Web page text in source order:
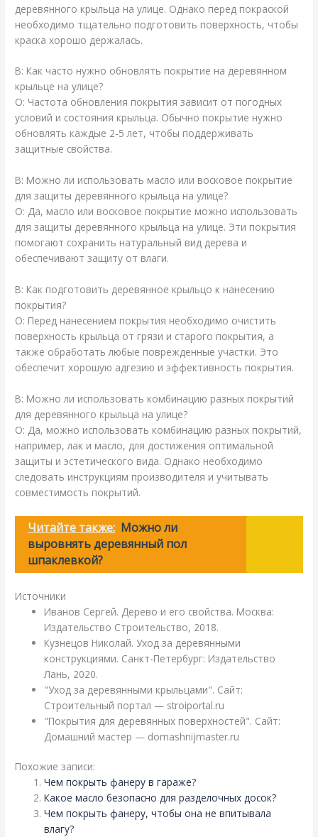
деревянного крыльца на улице. Однако перед покраской
необходимо тщательно подготовить поверхность, чтобы
краска хорошо держалась.
В: Как часто нужно обновлять покрытие на деревянном
крыльце на улице?
О: Частота обновления покрытия зависит от погодных
условий и состояния крыльца. Обычно покрытие нужно
обновлять каждые 2-5 лет, чтобы поддерживать
защитные свойства.
В: Можно ли использовать масло или восковое покрытие
для защиты деревянного крыльца на улице?
О: Да, масло или восковое покрытие можно использовать
для защиты деревянного крыльца на улице. Эти покрытия
помогают сохранить натуральный вид дерева и
обеспечивают защиту от влаги.
В: Как подготовить деревянное крыльцо к нанесению
покрытия?
О: Перед нанесением покрытия необходимо очистить
поверхность крыльца от грязи и старого покрытия, а
также обработать любые поврежденные участки. Это
обеспечит хорошую адгезию и эффективность покрытия.
В: Можно ли использовать комбинацию разных покрытий
для деревянного крыльца на улице?
О: Да, можно использовать комбинацию разных покрытий,
например, лак и масло, для достижения оптимальной
защиты и эстетического вида. Однако необходимо
следовать инструкциям производителя и учитывать
совместимость покрытий.
Читайте также: Можно ли
выровнять деревянный пол
шпаклевкой?
Источники
Иванов Сергей. Дерево и его свойства. Москва:
Издательство Строительство, 2018.
Кузнецов Николай. Уход за деревянными
конструкциями. Санкт-Петербург: Издательство
Лань, 2020.
"Уход за деревянными крыльцами". Сайт:
Строительный портал — stroiportal.ru
"Покрытия для деревянных поверхностей". Сайт:
Домашний мастер — domashnijmaster.ru
Похожие записи:
Чем покрыть фанеру в гараже?
Какое масло безопасно для разделочных досок?
Чем покрыть фанеру, чтобы она не впитывала
влагу?